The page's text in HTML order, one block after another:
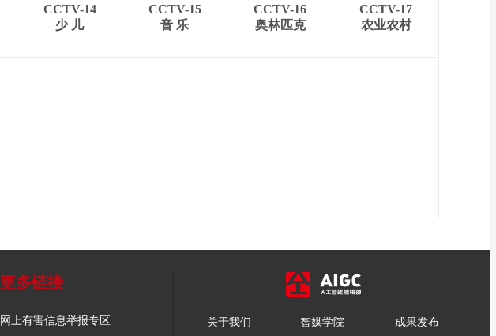
CCTV-14
少 儿
CCTV-15
音 乐
CCTV-16
奥林匹克
CCTV-17
农业农村
更多链接
网上有害信息举报专区 关于我们 智媒学院 成果发布